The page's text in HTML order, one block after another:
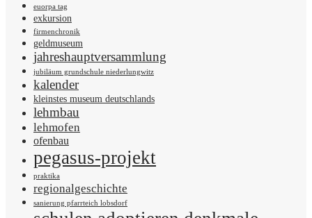
euorpa tag
exkursion
firmenchronik
geldmuseum
jahreshauptversammlung
jubiläum grundschule niederlungwitz
kalender
kleinstes museum deutschlands
lehmbau
lehmofen
ofenbau
pegasus-projekt
praktika
regionalgeschichte
sanierung pfarrteich lobsdorf